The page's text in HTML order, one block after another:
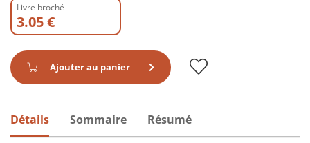
Livre broché
3.05 €
Ajouter au panier
Détails Sommaire Résumé